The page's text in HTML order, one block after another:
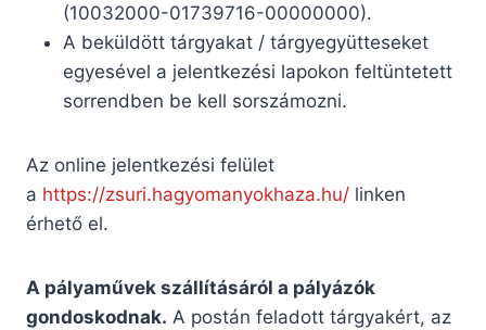
(10032000-01739716-00000000).
A beküldött tárgyakat / tárgyegyütteseket
egyesével a jelentkezési lapokon feltüntetett
sorrendben be kell sorszámozni.
Az online jelentkezési felület
a https://zsuri.hagyomanyokhaza.hu/ linken
érhető el.
A pályaművek szállításáról a pályázók
gondoskodnak. A postán feladott tárgyakért, az